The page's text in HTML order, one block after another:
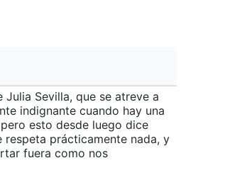
Sevilla, que se atreve a
indignante cuando hay una
esto desde luego dice
respeta prácticamente nada, y
fuera como nos